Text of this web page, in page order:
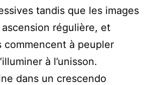
tandis que les images
régulière, et
commencent à peupler
à l’unisson.
dans un crescendo